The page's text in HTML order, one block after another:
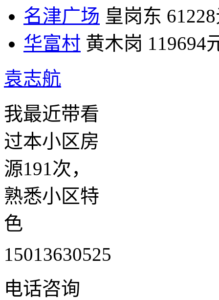
名津广场 皇岗东
华富村 黄木岗 119694
袁志航
我最近带看
过本小区房
源191次，
熟悉小区特
色
15013630525
电话咨询